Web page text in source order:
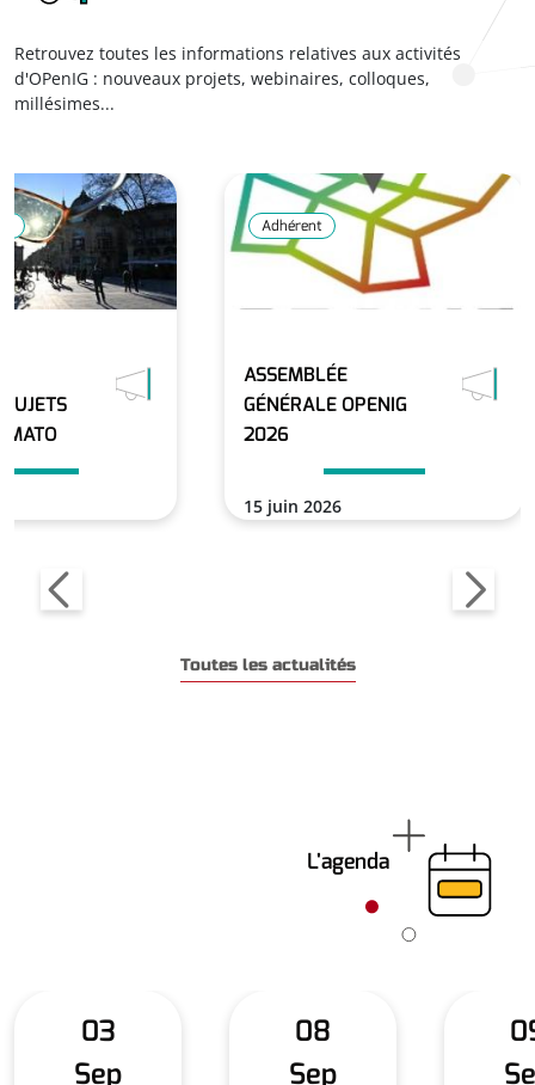
Retrouvez toutes les informations relatives aux activités
d'OPenIG : nouveaux projets, webinaires, colloques,
millésimes...
Adhérent
ASSEMBLÉE
GÉNÉRALE OPENIG
2026
15 juin 2026
Toutes les actualités
L'agenda
03
Sep
08
Sep